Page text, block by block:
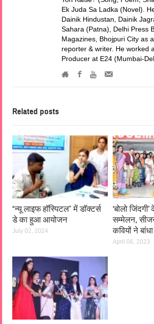
Ek Juda Sa Ladka (Novel).
Dainik Hindustan, Dainik
Sahara (Patna), Delhi Press
Magazines, Bhojpuri City as
reporter & writer. He worked
Producer at E24 (Mumbai-
Related posts
“न्यू लाइफ हॉस्पिटल” में डॉक्टर्स
डे का हुआ आयोजन
July 02, 2024
‘बोलो
सम्मेलन,
कवियों ने
April 06, 2023